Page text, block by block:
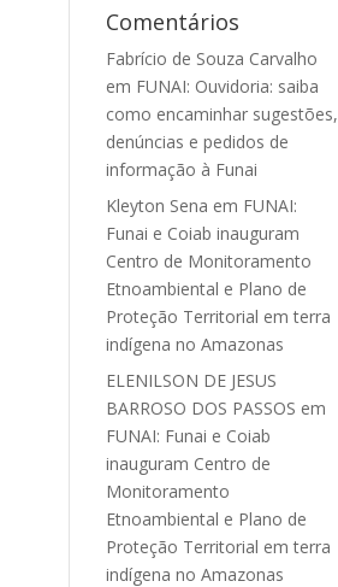
Comentários
Fabrício de Souza Carvalho
em FUNAI: Ouvidoria: saiba
como encaminhar sugestões,
denúncias e pedidos de
informação à Funai
Kleyton Sena em FUNAI:
Funai e Coiab inauguram
Centro de Monitoramento
Etnoambiental e Plano de
Proteção Territorial em terra
indígena no Amazonas
ELENILSON DE JESUS
BARROSO DOS PASSOS em
FUNAI: Funai e Coiab
inauguram Centro de
Monitoramento
Etnoambiental e Plano de
Proteção Territorial em terra
indígena no Amazonas